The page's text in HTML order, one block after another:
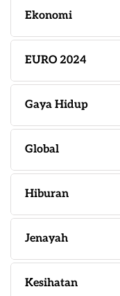
Ekonomi
EURO 2024
Gaya Hidup
Global
Hiburan
Jenayah
Kesihatan